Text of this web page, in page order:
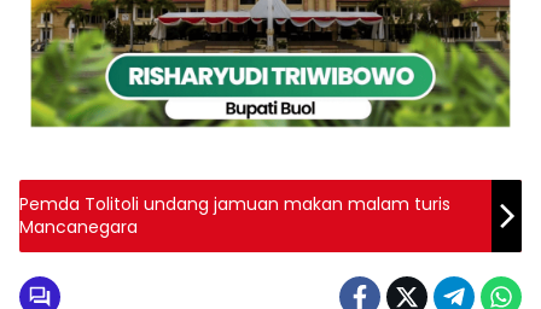
Pemda Tolitoli undang jamuan makan malam turis
Mancanegara